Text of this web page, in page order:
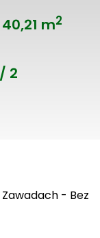
40,21 m2
2
- Bez